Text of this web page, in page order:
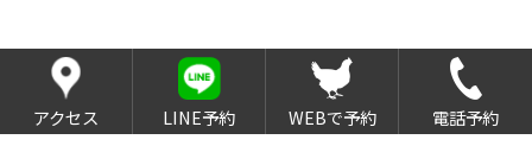
アクセス LINE予約 WEBで予約 電話予約